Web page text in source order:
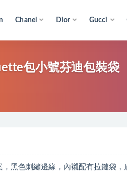
Chanel Dior Gucci
包小號芬迪包裝袋
黑色刺繡邊緣，內襯配有拉鏈袋